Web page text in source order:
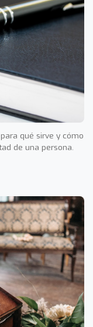
qué sirve y cómo
de una persona.